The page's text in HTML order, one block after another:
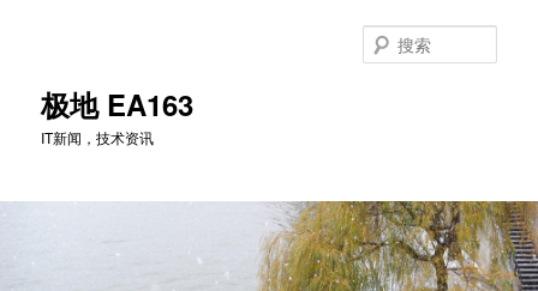
极地 EA163
IT新闻，技术资讯
索